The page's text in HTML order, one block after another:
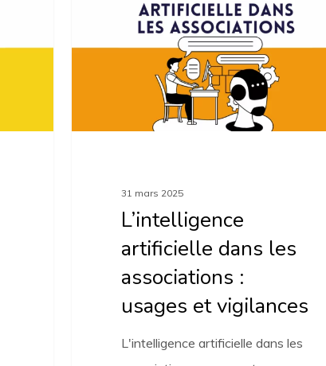
associations
et
31 mars 2025
L’intelligence
artificielle dans les
associations :
usages et vigilances
L'intelligence artificielle dans les